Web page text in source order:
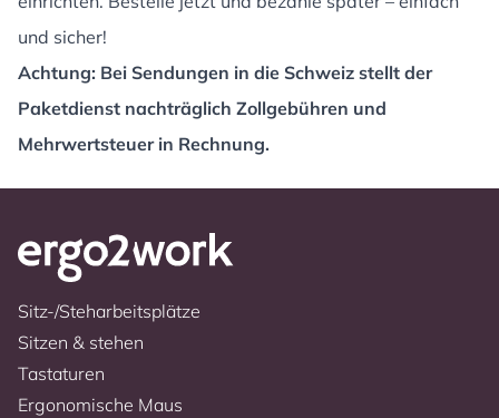
und sicher!
Achtung: Bei Sendungen in die Schweiz stellt der
Paketdienst nachträglich Zollgebühren und
Mehrwertsteuer in Rechnung.
Sitz-/Steharbeitsplätze
Sitzen & stehen
Tastaturen
Ergonomische Maus